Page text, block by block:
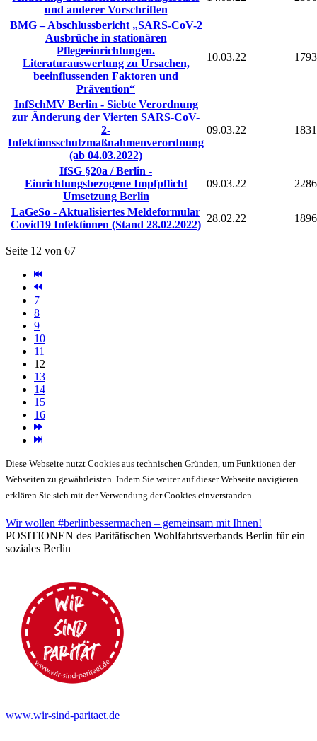
und anderer Vorschriften
BMG – Abschlussbericht „SARS-CoV-2
Ausbrüche in stationären
Pflegeeinrichtungen.
Literaturauswertung zu Ursachen,
beeinflussenden Faktoren und
Prävention“
10.03.22 1793
InfSchMV Berlin - Siebte Verordnung
zur Änderung der Vierten SARS-CoV-
2-
Infektionsschutzmaßnahmenverordnung
(ab 04.03.2022)
09.03.22 1831
IfSG §20a / Berlin -
Einrichtungsbezogene Impfpflicht
Umsetzung Berlin
09.03.22 2286
LaGeSo - Aktualisiertes Meldeformular
Covid19 Infektionen (Stand 28.02.2022)
28.02.22 1896
Seite 12 von 67
7
8
9
10
11
12
13
14
15
16
Diese Webseite nutzt Cookies aus technischen Gründen, um Funktionen der
Webseiten zu gewährleisten. Indem Sie weiter auf dieser Webseite navigieren
erklären Sie sich mit der Verwendung der Cookies einverstanden.
Wir wollen #berlinbessermachen – gemeinsam mit Ihnen!
POSITIONEN des Paritätischen Wohlfahrtsverbands Berlin für ein
soziales Berlin
www.wir-sind-paritaet.de